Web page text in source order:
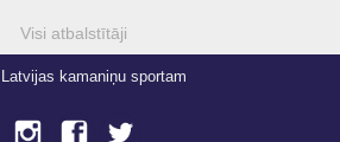
Visi atbalstītāji
kamaniņu sportam